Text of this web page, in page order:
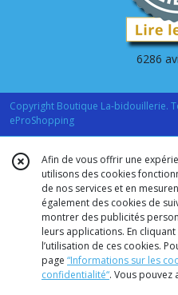
6286
Copyright Boutique La-bidouillerie.
eProShopping
Afin de vous offrir une
utilisons des cookies
de nos services et en
également des cookies de
montrer des publicités
leurs applications. En cliquant
l’utilisation de ces cookies.
page “Informations sur les
confidentialité“. Vous pouvez